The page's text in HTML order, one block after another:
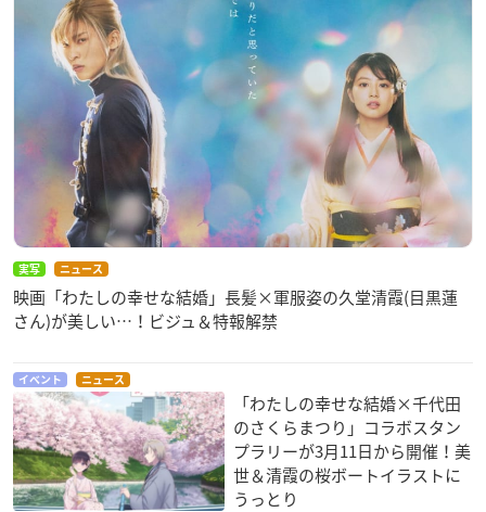
実写 ニュース
映画「わたしの幸せな結婚」長髪×軍服姿の久堂清霞(目黒蓮
さん)が美しい…！ビジュ＆特報解禁
イベント ニュース
「わたしの幸せな結婚×千代田
のさくらまつり」コラボスタン
プラリーが3月11日から開催！美
世＆清霞の桜ボートイラストに
うっとり